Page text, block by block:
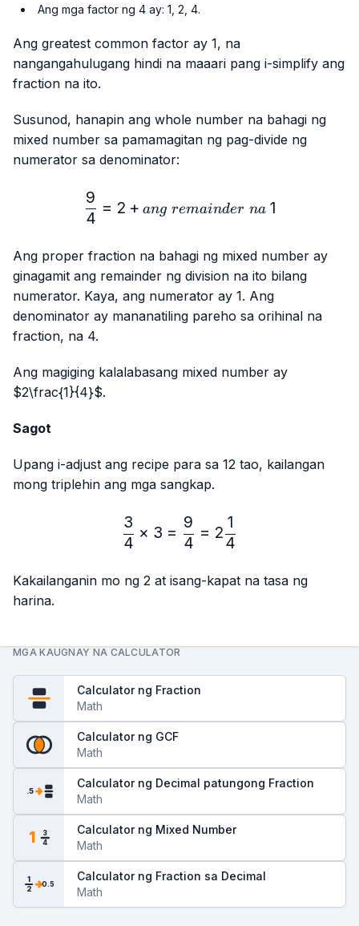
Ang mga factor ng 4 ay: 1, 2, 4.
Ang greatest common factor ay 1, na
nangangahulugang hindi na maaari pang i-simplify ang
fraction na ito.
Susunod, hanapin ang whole number na bahagi ng
mixed number sa pamamagitan ng pag-divide ng
numerator sa denominator:
\frac{9}{4} = 2 + ang\
4
9
= 2 + ang remainder na 1
Ang proper fraction na bahagi ng mixed number ay
ginagamit ang remainder ng division na ito bilang
numerator. Kaya, ang numerator ay 1. Ang
denominator ay mananatiling pareho sa orihinal na
fraction, na 4.
Ang magiging kalalabasang mixed number ay
$2\frac{1}{4}$.
Sagot
Upang i-adjust ang recipe para sa 12 tao, kailangan
mong triplehin ang mga sangkap.
\frac{3}{4} × 3 =
4
3
× 3 =
4
9
= 2
4
1
Kakailanganin mo ng 2 at isang-kapat na tasa ng
harina.
MGA KAUGNAY NA CALCULATOR
Calculator ng Fraction
Math
Calculator ng GCF
Math
.5
Calculator ng Decimal patungong Fraction
Math
1
3
4
Calculator ng Mixed Number
Math
1
2 0.5
Calculator ng Fraction sa Decimal
Math